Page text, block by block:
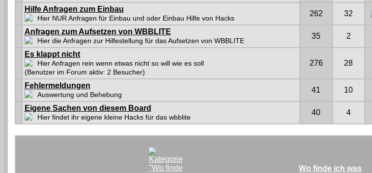
Hilfe Anfragen zum Einbau
Hier NUR Anfragen für Einbau und oder Einbau Hilfe von Hacks
262 32
Anfragen zum Aufsetzen von WBBLITE
Hier die Anfragen zur Hilfestellung für das Aufsetzen von WBBLITE
35 2
Es klappt nicht
Hier Anfragen rein wenn etwas nicht so will wie es soll
(Benutzer im Forum aktiv: 2 Besucher)
276 28
Fehlermeldungen
Auswertung und Behebung
41 10
Eigene Sachen von diesem Board
Hier findet ihr eigene kleine Hacks für das wbblite
40 4
Wo finde ich was